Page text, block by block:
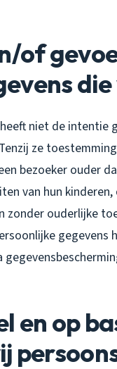
of
niet de intentie
ze
bezoeker ouder
van hun
zonder ouderlijke
gegevens
en op